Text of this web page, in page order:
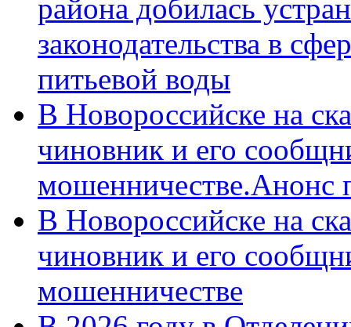
района добилась
законодательства в
питьевой воды
В Новороссийске на
чиновник и его
мошенничестве.Анонс
В Новороссийске на
чиновник и его
мошенничестве